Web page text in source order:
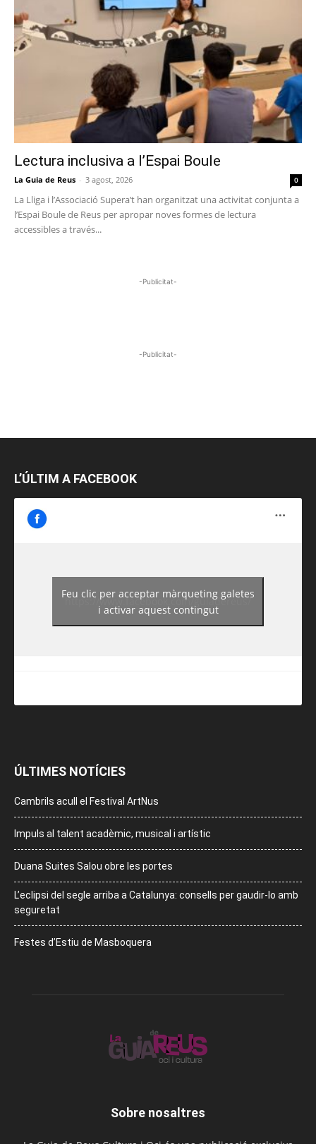
Lectura inclusiva a l’Espai Boule
La Guia de Reus - 3 agost, 2026 0
La Lliga i l’Associació Supera’t han organitzat una activitat conjunta a
l’Espai Boule de Reus per apropar noves formes de lectura
accessibles a través...
-Publicitat-
-Publicitat-
L’ÚLTIM A FACEBOOK
https://www.facebook.com/guiadereus/
Feu clic per acceptar màrqueting galetes
i activar aquest contingut
ÚLTIMES NOTÍCIES
Cambrils acull el Festival ArtNus
Impuls al talent acadèmic, musical i artístic
Duana Suites Salou obre les portes
L’eclipsi del segle arriba a Catalunya: consells per gaudir-lo amb
seguretat
Festes d’Estiu de Masboquera
Sobre nosaltres